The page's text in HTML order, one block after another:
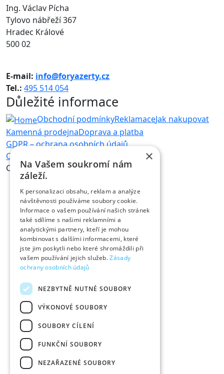
Ing. Václav Pícha
Tylovo nábřeží 367
Hradec Králové
500 02
E-mail: info@foryazerty.cz
Tel.: 495 514 054
Důležité informace
Obchodní podmínkyReklamaceJak nakupovat
Kamenná prodejnaDoprava a platba
GDPR – ochrana osobních údajů
Ochrana osobních údajů
Copyright © 2026,Fóry a žerty
×
Na Vašem soukromí nám
záleží.
K personalizaci obsahu, reklam a analýze
návštěvnosti používáme soubory cookie.
Informace o vašem používání našich stránek
také sdílíme s našimi reklamními a
analytickými partnery, kteří je mohou
kombinovat s dalšími informacemi, které
jste jim poskytli nebo které shromáždili při
vašem používání jejich služeb.Zásady
ochrany osobních údajů
NEZBYTNĚ NUTNÉ SOUBORY
VÝKONOVÉ SOUBORY
SOUBORY CÍLENÍ
FUNKČNÍ SOUBORY
NEZAŘAZENÉ SOUBORY